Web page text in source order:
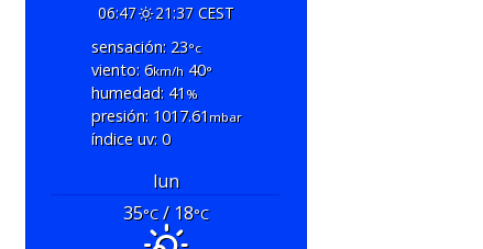
06:47
21:37 CEST
sensación: 23°c
viento: 6km/h40°
humedad: 41 %
presión: 1017.61 mbar
índice uv: 0
lun
35°C/ 18°C